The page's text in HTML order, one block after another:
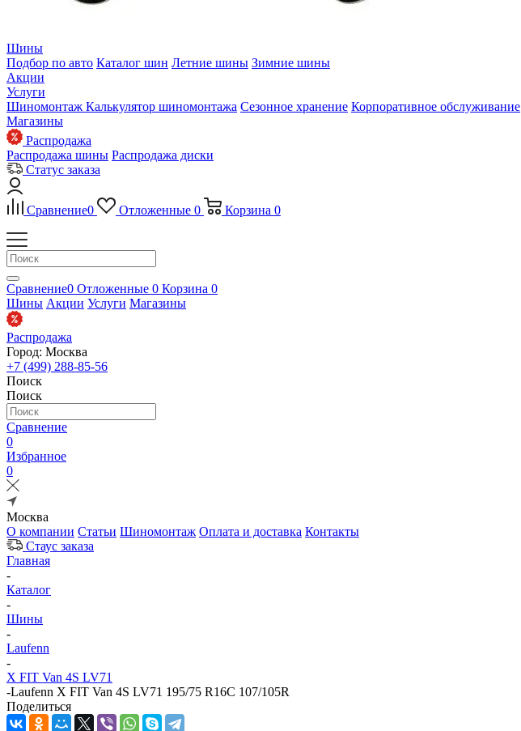
Шины
Подбор по авто Каталог шин Летние шины Зимние шины
Акции
Услуги
Шиномонтаж Калькулятор шиномонтажа Сезонное хранение Корпоративное обслуживание
Магазины
Распродажа
Распродажа шины Распродажа диски
Статус заказа
Сравнение0 Отложенные 0 Корзина 0
Сравнение0 Отложенные 0 Корзина 0
Шины Акции Услуги Магазины
Распродажа
Город: Москва
+7 (499) 288-85-56
Поиск
Поиск
Сравнение
0
Избранное
0
Москва
О компании Статьи Шиномонтаж Оплата и доставка Контакты
Стаус заказа
Главная
-
Каталог
-
Шины
-
Laufenn
-
X FIT Van 4S LV71
-Laufenn X FIT Van 4S LV71 195/75 R16C 107/105R
Поделиться